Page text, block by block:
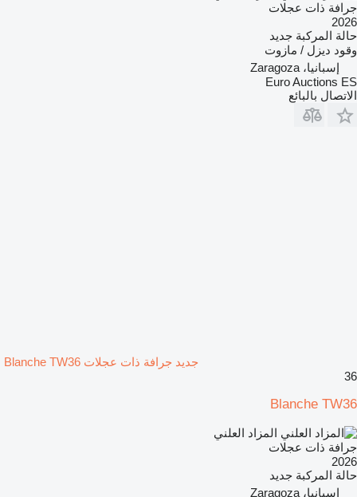
جرافة ذات عجلات
2026
حالة المركبة جديد
وقود ديزل / مازوت
إسبانيا، Zaragoza
Euro Auctions ES
الاتصال بالبائع
جديد جرافة ذات عجلات Blanche TW36
36
Blanche TW36
المزاد العلني
جرافة ذات عجلات
2026
حالة المركبة جديد
إسبانيا، Zaragoza